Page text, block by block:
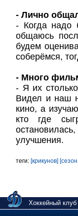
- Лично
- Когда надо
общаюсь
будем
соберёмся,
- Много
- Я их
Видел и наш
кино, а
кто где
улучшения.
теги: [крикунов]
Хоккейный